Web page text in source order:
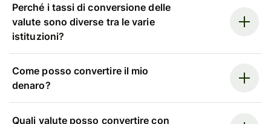
Perché i tassi di conversione delle
valute sono diverse tra le varie
istituzioni?
Come posso convertire il mio
denaro?
Quali valute posso convertire con